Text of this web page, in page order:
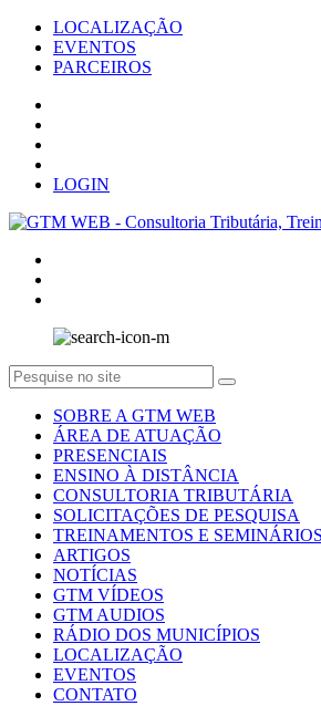
LOCALIZAÇÃO
EVENTOS
PARCEIROS
LOGIN
SOBRE A GTM WEB
ÁREA DE ATUAÇÃO
PRESENCIAIS
ENSINO À DISTÂNCIA
CONSULTORIA TRIBUTÁRIA
SOLICITAÇÕES DE PESQUISA
TREINAMENTOS E SEMINÁRIOS
ARTIGOS
NOTÍCIAS
GTM VÍDEOS
GTM AUDIOS
RÁDIO DOS MUNICÍPIOS
LOCALIZAÇÃO
EVENTOS
CONTATO